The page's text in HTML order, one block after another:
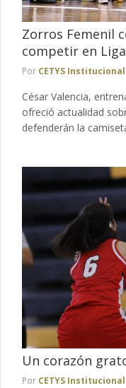
Zorros Femenil
competir en Liga
Por CETYS Institucional
César Valencia,
ofreció actualidad
defenderán la
Un corazón
Por CETYS Institucional